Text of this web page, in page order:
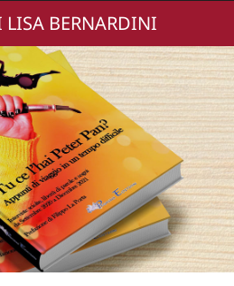
Born
(Small)
BERNARDINI